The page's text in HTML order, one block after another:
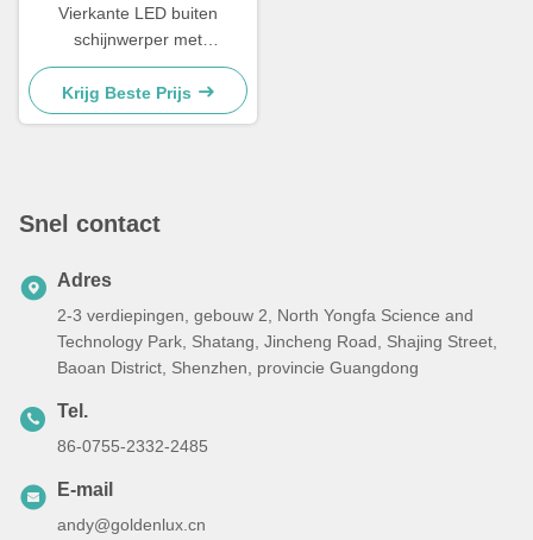
Vierkante LED buiten
schijnwerper met
ondersteund
temperatuurbereik van min
20 graden Celsius tot 45
Krijg Beste Prijs
Snel contact
Adres
2-3 verdiepingen, gebouw 2, North Yongfa Science and
Technology Park, Shatang, Jincheng Road, Shajing Street,
Baoan District, Shenzhen, provincie Guangdong
Tel.
86-0755-2332-2485
E-mail
andy@goldenlux.cn